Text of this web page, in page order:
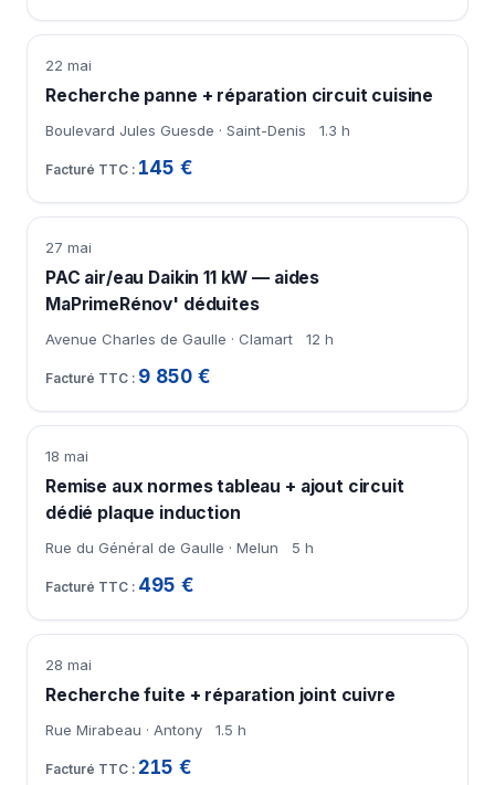
22 mai
Recherche panne + réparation circuit cuisine
Boulevard Jules Guesde · Saint-Denis 1.3 h
145 €
27 mai
PAC air/eau Daikin 11 kW — aides
MaPrimeRénov' déduites
Avenue Charles de Gaulle · Clamart 12 h
9 850 €
18 mai
Remise aux normes tableau + ajout circuit
dédié plaque induction
Rue du Général de Gaulle · Melun 5 h
495 €
28 mai
Recherche fuite + réparation joint cuivre
Rue Mirabeau · Antony 1.5 h
215 €